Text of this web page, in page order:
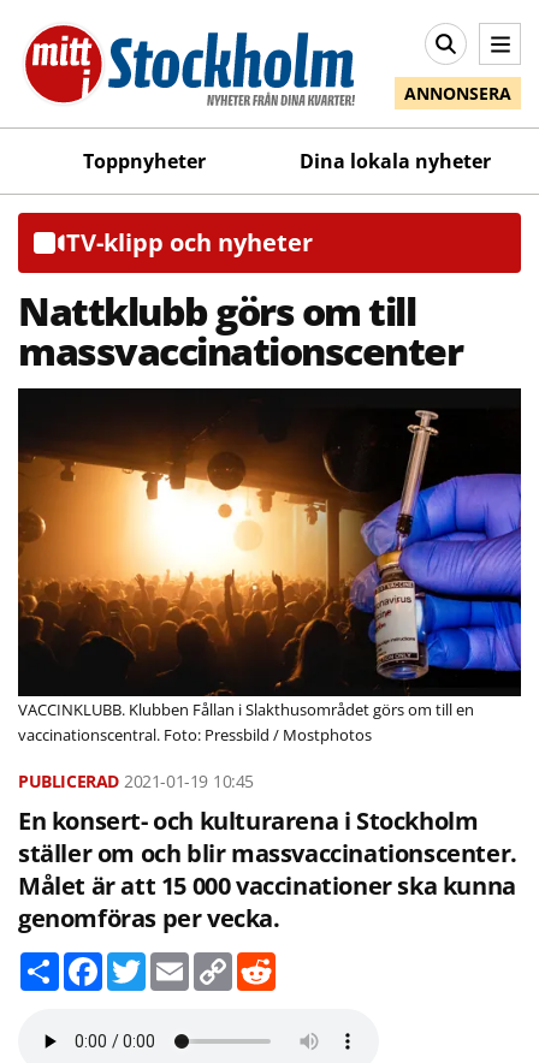
ANNONSERA
Toppnyheter Dina lokala nyheter
TV-klipp och nyheter
Nattklubb görs om till
massvaccinationscenter
VACCINKLUBB. Klubben Fållan i Slakthusområdet görs om till en
vaccinationscentral. Foto: Pressbild / Mostphotos
2021-01-19 10:45
En konsert- och kulturarena i Stockholm
ställer om och blir massvaccinationscenter.
Målet är att 15 000 vaccinationer ska kunna
genomföras per vecka.
D
e
F
a
b
T
w
t
E
m
l
C
o
L